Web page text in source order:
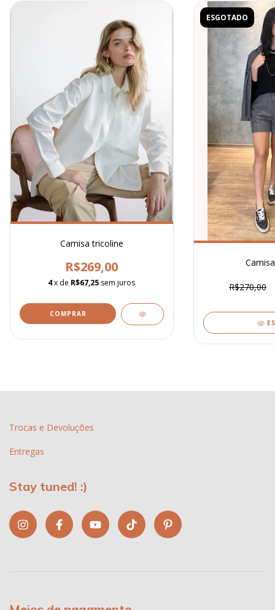
Camisa tricoline
R$269,00
4x de R$67,25 sem juros
COMPRAR
ESGOTADO
R$270,00
Trocas e Devoluções
Entregas
Stay tuned! :)